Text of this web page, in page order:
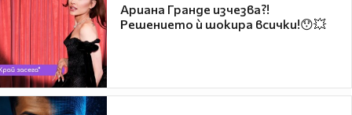
Ариана Гранде изчезва?!
Решението ѝ шокира всички!😯💥